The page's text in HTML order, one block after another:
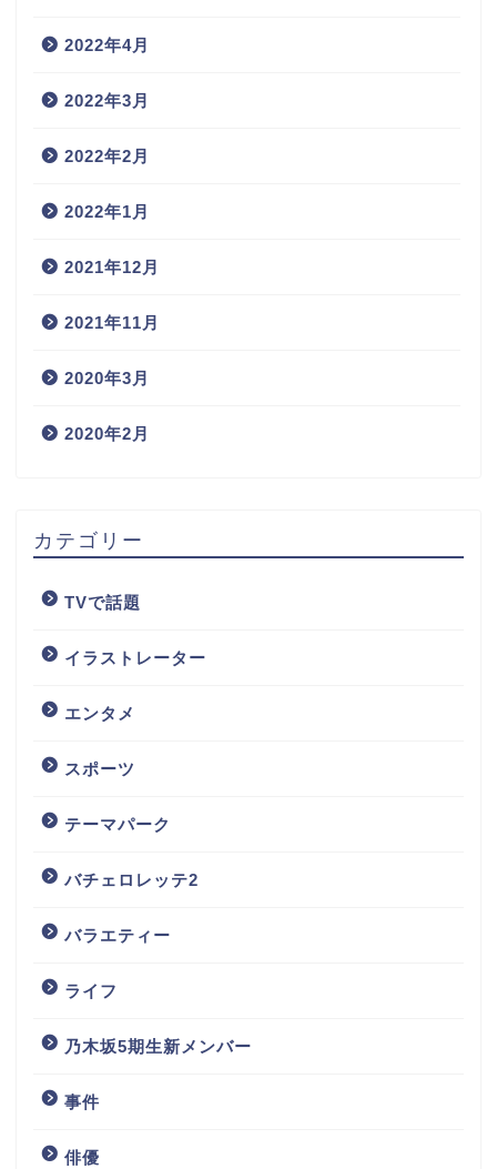
2022年4月
2022年3月
2022年2月
2022年1月
2021年12月
2021年11月
2020年3月
2020年2月
カテゴリー
TVで話題
イラストレーター
エンタメ
スポーツ
テーマパーク
バチェロレッテ2
バラエティー
ライフ
乃木坂5期生新メンバー
事件
俳優